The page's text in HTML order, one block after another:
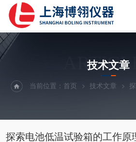
技术文章
当前位置：首页 技术文章 探
探索电池低温试验箱的工作原